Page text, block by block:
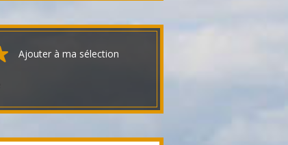
Ajouter à ma sélection